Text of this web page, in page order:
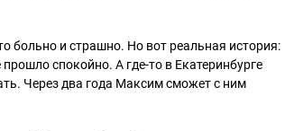
больно и страшно. Но вот реальная история:
спокойно. А где-то в Екатеринбурге
Через два года Максим сможет с ним